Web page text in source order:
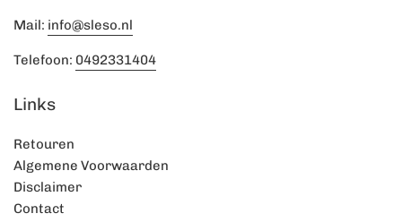
Mail: info@sleso.nl
Telefoon: 0492331404
Links
Retouren
Algemene Voorwaarden
Disclaimer
Contact